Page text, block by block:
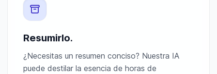
Resumirlo.
¿Necesitas un resumen conciso? Nuestra IA
puede destilar la esencia de horas de